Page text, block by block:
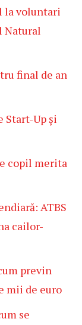
la voluntari
Natural
final de an
Start-Up și
copil merita
ATBS
cailor-
previn
mii de euro
se